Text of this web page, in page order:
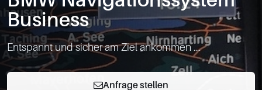
FAQ
Standorte
Business
Entspannt und sicher am Ziel ankommen ....
Anfrage stellen